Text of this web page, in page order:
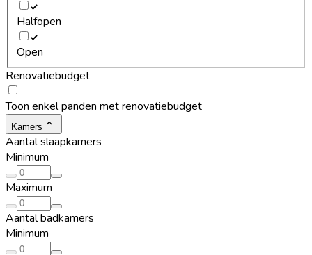
Halfopen
Open
Renovatiebudget
Toon enkel panden met renovatiebudget
Kamers
Aantal slaapkamers
Minimum
Maximum
Aantal badkamers
Minimum